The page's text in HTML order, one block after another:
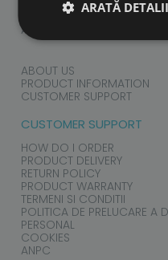
CHILDREN
ACCESORIES
ABOUT US
PRODUCT INFORMATION
CUSTOMER SUPPORT
CUSTOMER SUPPORT
HOW DO I ORDER
PRODUCT DELIVERY
RETURN POLICY
PRODUCT WARRANTY
TERMENI SI CONDITII
POLITICA DE PRELUCARE A
PERSONAL
COOKIES
ANPC
ARATĂ